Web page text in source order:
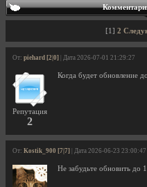
[1] 2
От: piehard [2|0] | Дата 2026-07-01 21:29:27
Репутация
2
Когда будет обновление
От: Kostik_900 [7|7] | Дата 2026-06-23 23:00:47
Не забудьте обновить до